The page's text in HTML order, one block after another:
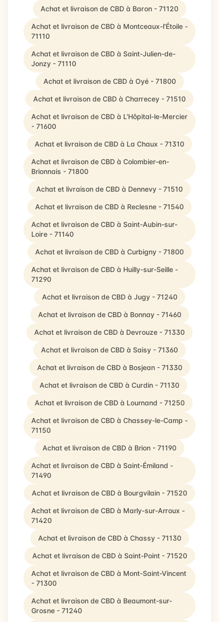
Achat et livraison de CBD à Baron - 71120
Achat et livraison de CBD à Montceaux-l'Étoile -
71110
Achat et livraison de CBD à Saint-Julien-de-
Jonzy - 71110
Achat et livraison de CBD à Oyé - 71800
Achat et livraison de CBD à Charrecey - 71510
Achat et livraison de CBD à L'Hôpital-le-Mercier
- 71600
Achat et livraison de CBD à La Chaux - 71310
Achat et livraison de CBD à Colombier-en-
Brionnais - 71800
Achat et livraison de CBD à Dennevy - 71510
Achat et livraison de CBD à Reclesne - 71540
Achat et livraison de CBD à Saint-Aubin-sur-
Loire - 71140
Achat et livraison de CBD à Curbigny - 71800
Achat et livraison de CBD à Huilly-sur-Seille -
71290
Achat et livraison de CBD à Jugy - 71240
Achat et livraison de CBD à Bonnay - 71460
Achat et livraison de CBD à Devrouze - 71330
Achat et livraison de CBD à Saisy - 71360
Achat et livraison de CBD à Bosjean - 71330
Achat et livraison de CBD à Curdin - 71130
Achat et livraison de CBD à Lournand - 71250
Achat et livraison de CBD à Chassey-le-Camp -
71150
Achat et livraison de CBD à Brion - 71190
Achat et livraison de CBD à Saint-Émiland -
71490
Achat et livraison de CBD à Bourgvilain - 71520
Achat et livraison de CBD à Marly-sur-Arroux -
71420
Achat et livraison de CBD à Chassy - 71130
Achat et livraison de CBD à Saint-Point - 71520
Achat et livraison de CBD à Mont-Saint-Vincent
- 71300
Achat et livraison de CBD à Beaumont-sur-
Grosne - 71240